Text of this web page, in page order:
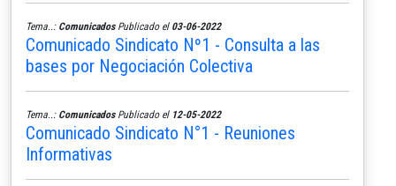
Tema..: ComunicadosPublicado el 03-06-2022
Comunicado Sindicato Nº1 - Consulta a las
bases por Negociación Colectiva
Tema..: ComunicadosPublicado el 12-05-2022
Comunicado Sindicato N°1 - Reuniones
Informativas